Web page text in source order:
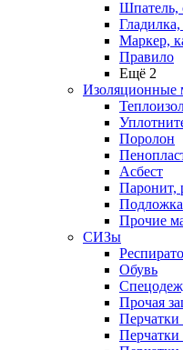
Шпатель,
Гладилка,
Маркер,
Правило
Ещё 2
Изоляционные
Поролон
Асбест
Паронит,
Подложка
Прочие
СИЗы
Обувь
Прочая
Перчатки
Перчатки